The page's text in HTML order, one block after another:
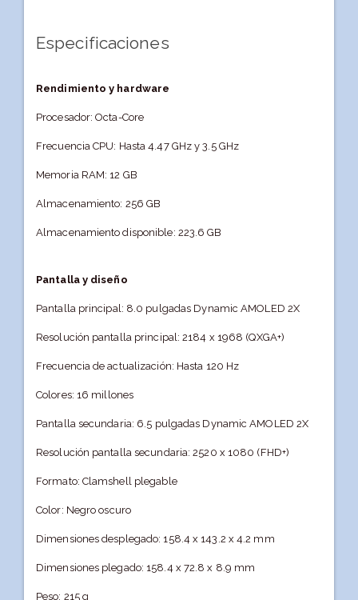
Especificaciones
Rendimiento y hardware
Procesador: Octa-Core
Frecuencia CPU: Hasta 4.47 GHz y 3.5 GHz
Memoria RAM: 12 GB
Almacenamiento: 256 GB
Almacenamiento disponible: 223.6 GB
Pantalla y diseño
Pantalla principal: 8.0 pulgadas Dynamic AMOLED 2X
Resolución pantalla principal: 2184 x 1968 (QXGA+)
Frecuencia de actualización: Hasta 120 Hz
Colores: 16 millones
Pantalla secundaria: 6.5 pulgadas Dynamic AMOLED 2X
Resolución pantalla secundaria: 2520 x 1080 (FHD+)
Formato: Clamshell plegable
Color: Negro oscuro
Dimensiones desplegado: 158.4 x 143.2 x 4.2 mm
Dimensiones plegado: 158.4 x 72.8 x 8.9 mm
Peso: 215 g